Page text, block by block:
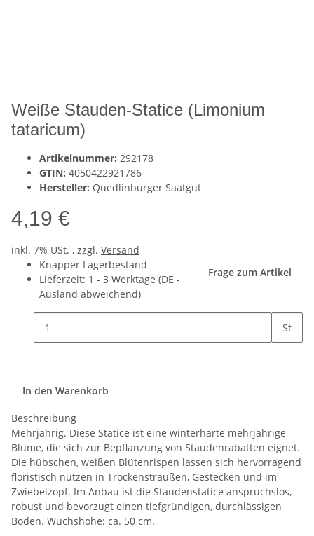
Weiße Stauden-Statice (Limonium
tataricum)
Artikelnummer: 292178
GTIN: 4050422921786
Hersteller: Quedlinburger Saatgut
4,19 €
inkl. 7% USt. , zzgl. Versand
Knapper Lagerbestand
Lieferzeit: 1 - 3 Werktage (DE -
Ausland abweichend)
Frage zum Artikel
St
In den Warenkorb
Beschreibung
Mehrjährig. Diese Statice ist eine winterharte mehrjährige
Blume, die sich zur Bepflanzung von Staudenrabatten eignet.
Die hübschen, weißen Blütenrispen lassen sich hervorragend
floristisch nutzen in Trockensträußen, Gestecken und im
Zwiebelzopf. Im Anbau ist die Staudenstatice anspruchslos,
robust und bevorzugt einen tiefgründigen, durchlässigen
Boden. Wuchshöhe: ca. 50 cm.